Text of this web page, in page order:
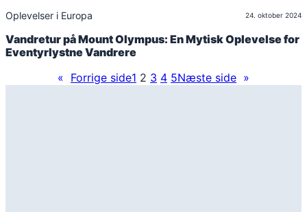
Oplevelser i Europa 24. oktober 2024
Vandretur på Mount Olympus: En Mytisk Oplevelse for
Eventyrlystne Vandrere
« Forrige side1 2 3 4 5Næste side »